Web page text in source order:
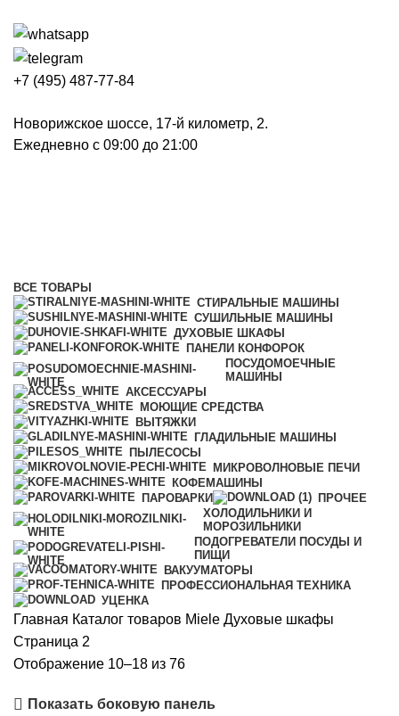
+7 (495) 487-77-84
Новорижское шоссе, 17-й километр, 2.
Ежедневно с 09:00 до 21:00
ВСЕ ТОВАРЫ
СТИРАЛЬНЫЕ МАШИНЫ
СУШИЛЬНЫЕ МАШИНЫ
ДУХОВЫЕ ШКАФЫ
ПАНЕЛИ КОНФОРОК
ПОСУДОМОЕЧНЫЕ
МАШИНЫ
АКСЕССУАРЫ
МОЮЩИЕ СРЕДСТВА
ВЫТЯЖКИ
ГЛАДИЛЬНЫЕ МАШИНЫ
ПЫЛЕСОСЫ
МИКРОВОЛНОВЫЕ ПЕЧИ
КОФЕМАШИНЫ
ПАРОВАРКИ
ПРОЧЕЕ
ХОЛОДИЛЬНИКИ И
МОРОЗИЛЬНИКИ
ПОДОГРЕВАТЕЛИ ПОСУДЫ И
ПИЩИ
ВАКУУМАТОРЫ
ПРОФЕССИОНАЛЬНАЯ ТЕХНИКА
УЦЕНКА
Главная Каталог товаров Miele Духовые шкафы
Страница 2
Отображение 10–18 из 76Сортировка:
рейтингу
Показать боковую панель